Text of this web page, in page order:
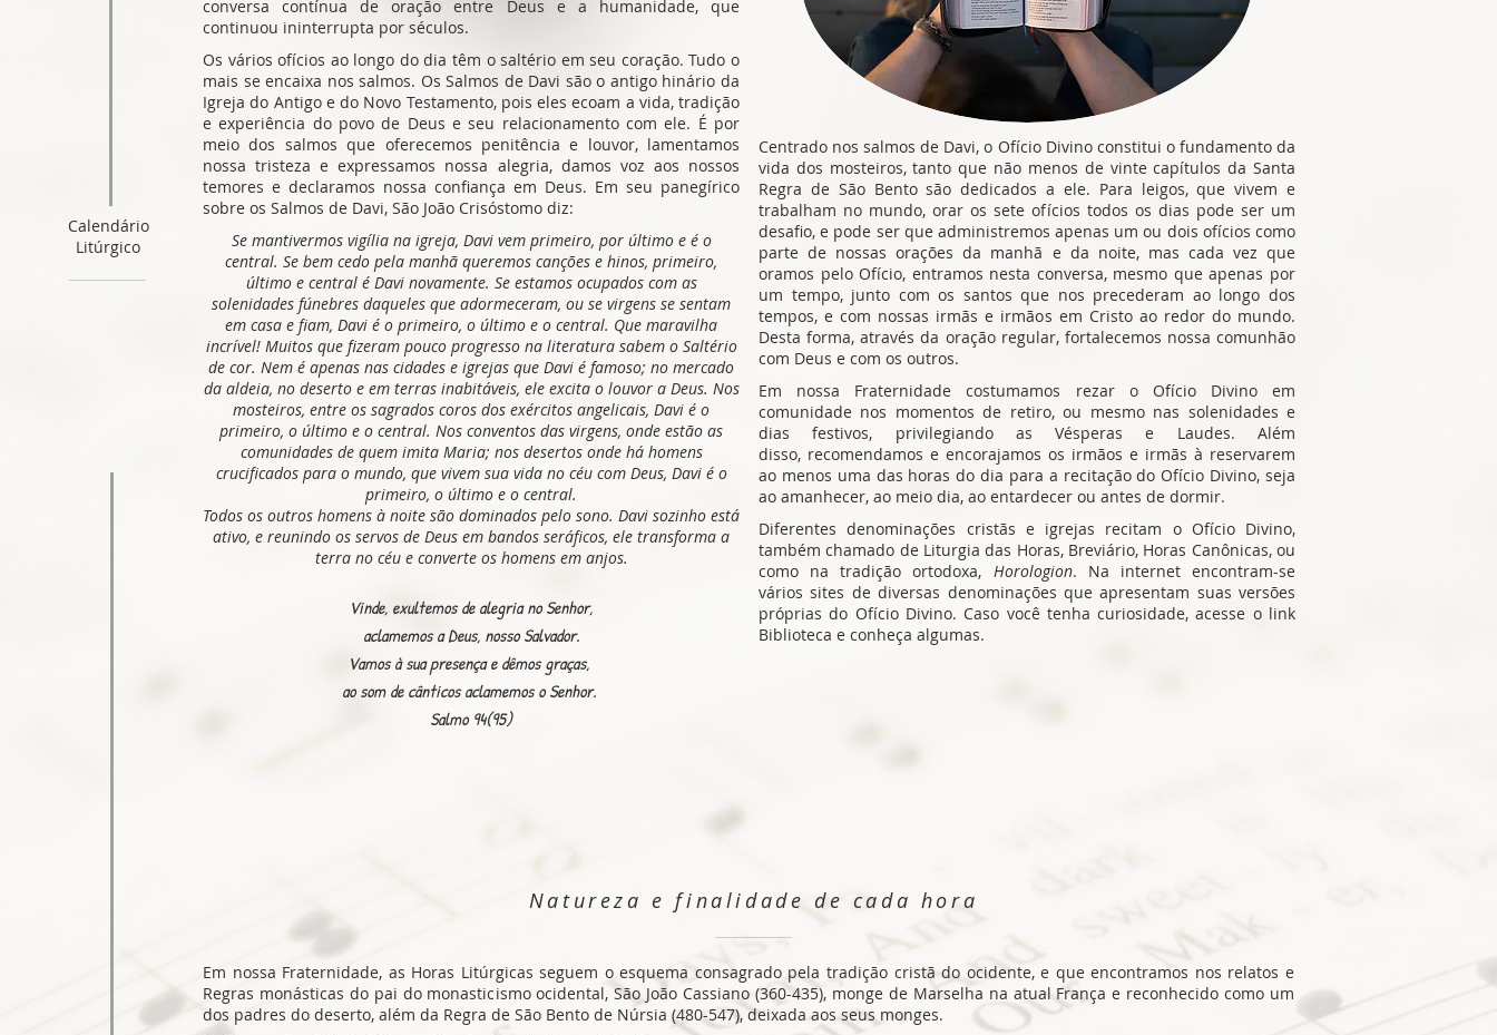
Calendário
Litúrgico
conversa contínua de oração entre Deus e a humanidade, que
continuou ininterrupta por séculos.
Os vários ofícios ao longo do dia têm o saltério em seu coração. Tudo o
mais se encaixa nos salmos. Os Salmos de Davi são o antigo hinário da
Igreja do Antigo e do Novo Testamento, pois eles ecoam a vida, tradição
e experiência do povo de Deus e seu relacionamento com ele. É por
meio dos salmos que oferecemos penitência e louvor, lamentamos
nossa tristeza e expressamos nossa alegria, damos voz aos nossos
temores e declaramos nossa confiança em Deus. Em seu panegírico
sobre os Salmos de Davi, São João Crisóstomo diz:
Se mantivermos vigília na igreja, Davi vem primeiro, por último e é o
central. Se bem cedo pela manhã queremos canções e hinos, primeiro,
último e central é Davi novamente. Se estamos ocupados com as
solenidades fúnebres daqueles que adormeceram, ou se virgens se sentam
em casa e fiam, Davi é o primeiro, o último e o central. Que maravilha
incrível! Muitos que fizeram pouco progresso na literatura sabem o Saltério
de cor. Nem é apenas nas cidades e igrejas que Davi é famoso; no mercado
da aldeia, no deserto e em terras inabitáveis, ele excita o louvor a Deus. Nos
mosteiros, entre os sagrados coros dos exércitos angelicais, Davi é o
primeiro, o último e o central. Nos conventos das virgens, onde estão as
comunidades de quem imita Maria; nos desertos onde há homens
crucificados para o mundo, que vivem sua vida no céu com Deus, Davi é o
primeiro, o último e o central.
Todos os outros homens à noite são dominados pelo sono. Davi sozinho está
ativo, e reunindo os servos de Deus em bandos seráficos, ele transforma a
terra no céu e converte os homens em anjos.
Centrado nos salmos de Davi, o Ofício Divino constitui o fundamento da
vida dos mosteiros, tanto que não menos de vinte capítulos da Santa
Regra de São Bento são dedicados a ele. Para leigos, que vivem e
trabalham no mundo, orar os sete ofícios todos os dias pode ser um
desafio, e pode ser que administremos apenas um ou dois ofícios como
parte de nossas orações da manhã e da noite, mas cada vez que
oramos pelo Ofício, entramos nesta conversa, mesmo que apenas por
um tempo, junto com os santos que nos precederam ao longo dos
tempos, e com nossas irmãs e irmãos em Cristo ao redor do mundo.
Desta forma, através da oração regular, fortalecemos nossa comunhão
com Deus e com os outros.
Em nossa Fraternidade costumamos rezar o Ofício Divino em
comunidade nos momentos de retiro, ou mesmo nas solenidades e
dias festivos, privilegiando as Vésperas e Laudes. Além
disso, recomendamos e encorajamos os irmãos e irmãs à reservarem
ao menos uma das horas do dia para a recitação do Ofício Divino, seja
ao amanhecer, ao meio dia, ao entardecer ou antes de dormir.
Diferentes denominações cristãs e igrejas recitam o Ofício Divino,
também chamado de Liturgia das Horas, Breviário, Horas Canônicas, ou
como na tradição ortodoxa, Horologion. Na internet encontram-se
vários sites de diversas denominações que apresentam suas versões
próprias do Ofício Divino. Caso você tenha curiosidade, acesse o link
Biblioteca e conheça algumas.
Vinde, exultemos de alegria no Senhor,
aclamemos a Deus, nosso Salvador.
Vamos à sua presença e dêmos graças,
ao som de cânticos aclamemos o Senhor.
Salmo 94(95)
Natureza e finalidade de cada hora
Em nossa Fraternidade, as Horas Litúrgicas seguem o esquema consagrado pela tradição cristã do ocidente, e que encontramos nos relatos e
Regras monásticas do pai do monasticismo ocidental, São João Cassiano (360-435), monge de Marselha na atual França e reconhecido como um
dos padres do deserto, além da Regra de São Bento de Núrsia (480-547), deixada aos seus monges.